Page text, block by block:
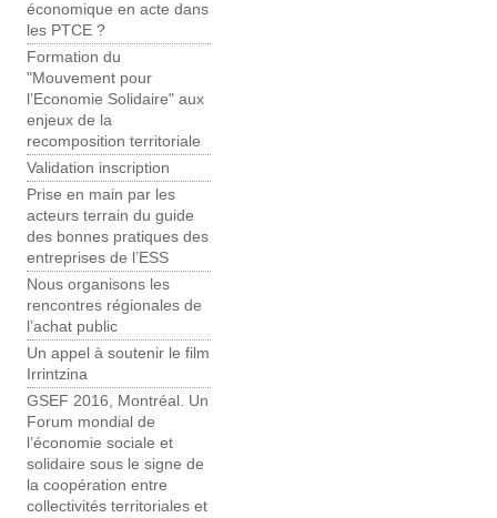
économique en acte dans
les PTCE ?
Formation du
"Mouvement pour
l’Economie Solidaire" aux
enjeux de la
recomposition territoriale
Validation inscription
Prise en main par les
acteurs terrain du guide
des bonnes pratiques des
entreprises de l’ESS
Nous organisons les
rencontres régionales de
l’achat public
Un appel à soutenir le film
Irrintzina
GSEF 2016, Montréal. Un
Forum mondial de
l’économie sociale et
solidaire sous le signe de
la coopération entre
collectivités territoriales et